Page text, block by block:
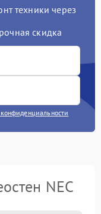
техники через
скидка
NEC